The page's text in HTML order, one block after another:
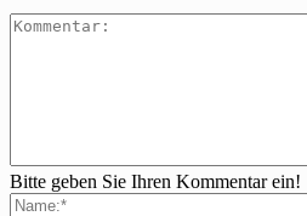
Bitte geben Sie Ihren Kommentar ein!